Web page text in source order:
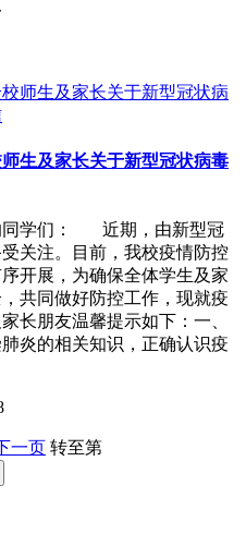
生及家长关于新型冠状病毒
同学们： 近期，由新型冠
关注。目前，我校疫情防控
开展，为确保全体学生及家
共同做好防控工作，现就疫
长朋友温馨提示如下：一、
炎的相关知识，正确认识疫
一页 转至第